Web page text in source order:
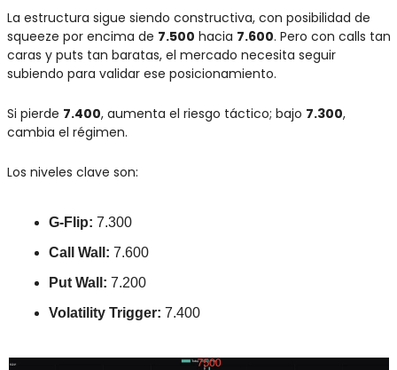
La estructura sigue siendo constructiva, con posibilidad de
squeeze por encima de 7.500 hacia 7.600. Pero con calls tan
caras y puts tan baratas, el mercado necesita seguir
subiendo para validar ese posicionamiento.
Si pierde 7.400, aumenta el riesgo táctico; bajo 7.300,
cambia el régimen.
Los niveles clave son:
G-Flip: 7.300
Call Wall: 7.600
Put Wall: 7.200
Volatility Trigger: 7.400